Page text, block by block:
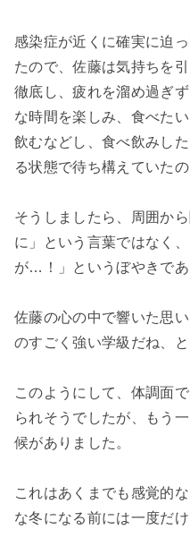
感染症が近くに確実に迫
たので、佐藤は気持ちを
徹底し、疲れを溜め過ぎ
な時間を楽しみ、食べた
飲むなどし、食べ飲みし
る状態で待ち構えていたの
そうしましたら、周囲か
に」という言葉ではなく
が…！」というぼやきであ
佐藤の心の中で響いた思
のすごく強い学級だね、と
このようにして、体調面
られそうでしたが、もう
候がありました。
これはあくまでも感覚的
な冬になる前には一度だ